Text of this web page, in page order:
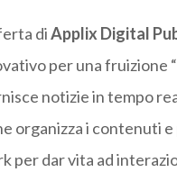
diApplix Digital
per una fruizione
notizie in tempo
organizza i contenuti
per dar vita ad